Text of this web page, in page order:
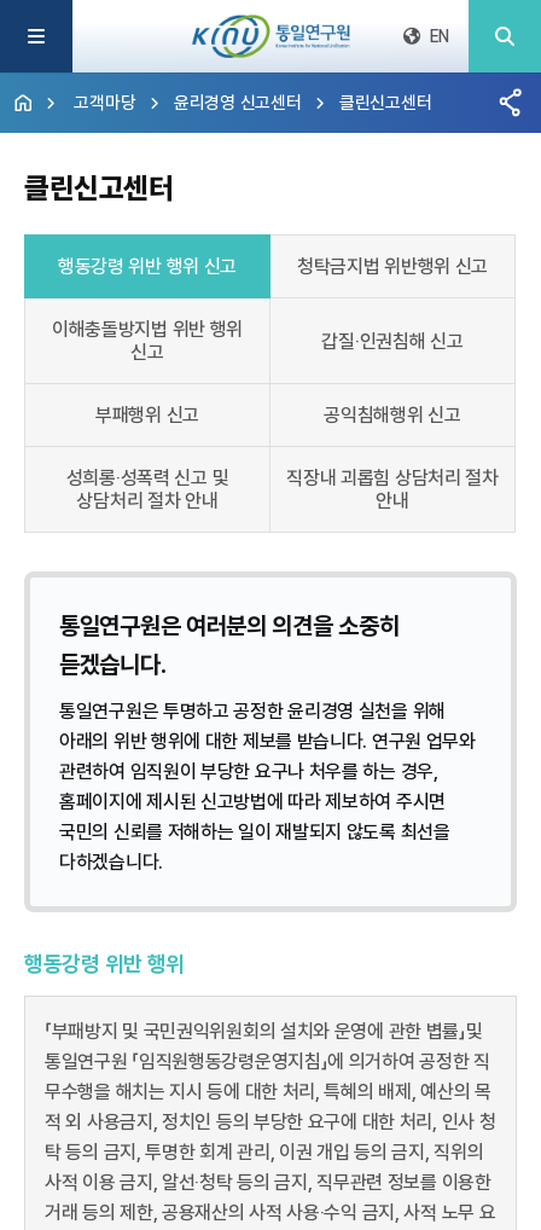
EN
고객마당 윤리경영 신고센터 클린신고센터
클린신고센터
행동강령 위반 행위 신고 청탁금지법 위반행위 신고
이해충돌방지법 위반 행위
신고
갑질‧인권침해 신고
부패행위 신고 공익침해행위 신고
성희롱‧성폭력 신고 및
상담처리 절차 안내
직장내 괴롭힘 상담처리 절차
안내
통일연구원은 여러분의 의견을 소중히
듣겠습니다.
통일연구원은 투명하고 공정한 윤리경영 실천을 위해
아래의 위반 행위에 대한 제보를 받습니다. 연구원 업무와
관련하여 임직원이 부당한 요구나 처우를 하는 경우,
홈페이지에 제시된 신고방법에 따라 제보하여 주시면
국민의 신뢰를 저해하는 일이 재발되지 않도록 최선을
다하겠습니다.
행동강령 위반 행위
「부패방지 및 국민권익위원회의 설치와 운영에 관한 볍률」및
통일연구원 「임직원행동강령운영지침」에 의거하여 공정한 직
무수행을 해치는 지시 등에 대한 처리, 특혜의 배제, 예산의 목
적 외 사용금지, 정치인 등의 부당한 요구에 대한 처리, 인사 청
탁 등의 금지, 투명한 회계 관리, 이권 개입 등의 금지, 직위의
사적 이용 금지, 알선‧청탁 등의 금지, 직무관련 정보를 이용한
거래 등의 제한, 공용재산의 사적 사용‧수익 금지, 사적 노무 요